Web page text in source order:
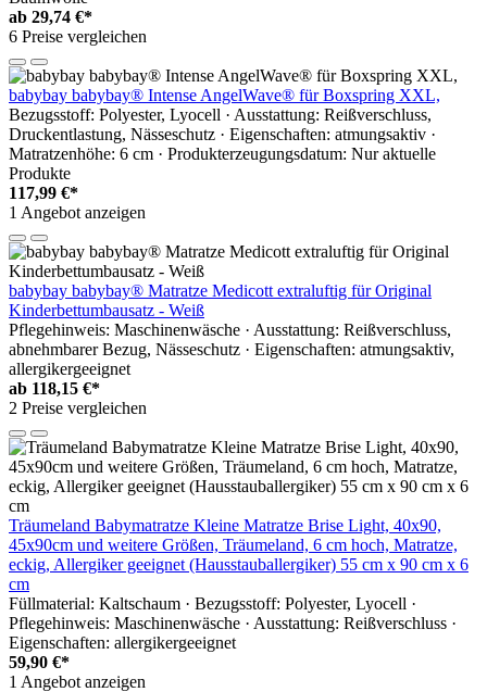
ab 29,74 €*
6 Preise vergleichen
babybay babybay® Intense AngelWave® für Boxspring XXL,
Bezugsstoff: Polyester, Lyocell · Ausstattung: Reißverschluss,
Druckentlastung, Nässeschutz · Eigenschaften: atmungsaktiv ·
Matratzenhöhe: 6 cm · Produkterzeugungsdatum: Nur aktuelle
Produkte
117,99 €*
1 Angebot anzeigen
babybay babybay® Matratze Medicott extraluftig für Original
Kinderbettumbausatz - Weiß
Pflegehinweis: Maschinenwäsche · Ausstattung: Reißverschluss,
abnehmbarer Bezug, Nässeschutz · Eigenschaften: atmungsaktiv,
allergikergeeignet
ab 118,15 €*
2 Preise vergleichen
Träumeland Babymatratze Kleine Matratze Brise Light, 40x90,
45x90cm und weitere Größen, Träumeland, 6 cm hoch, Matratze,
eckig, Allergiker geeignet (Hausstauballergiker) 55 cm x 90 cm x 6
cm
Füllmaterial: Kaltschaum · Bezugsstoff: Polyester, Lyocell ·
Pflegehinweis: Maschinenwäsche · Ausstattung: Reißverschluss ·
Eigenschaften: allergikergeeignet
59,90 €*
1 Angebot anzeigen